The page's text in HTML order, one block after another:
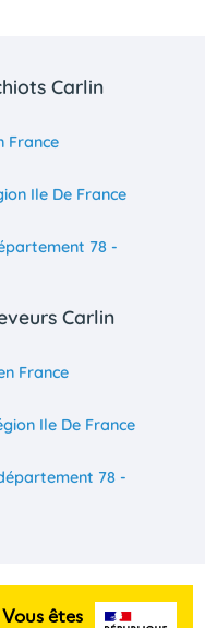
Carlin
France
Ile De France
78 -
Carlin
France
Ile De France
78 -
êtes